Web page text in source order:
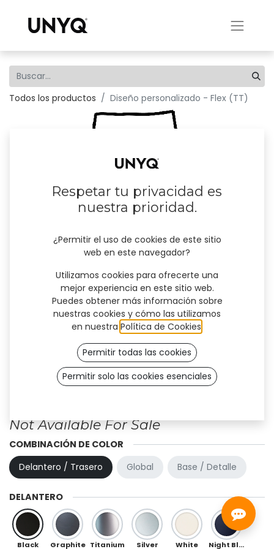
Todos los productos Diseño personalizado - Flex (TT)
Diseño personalizado - Flex
Not Available For Sale
COMBINACIÓN DE COLOR
Delantero / Trasero
Global Base / Detalle
DELANTERO
Black Graphite Titanium Silver White Night Blue
Respetar tu privacidad es
nuestra prioridad.
¿Permitir el uso de cookies de este sitio
web en este navegador?
Utilizamos cookies para ofrecerte una
mejor experiencia en este sitio web.
Puedes obtener más información sobre
nuestras cookies y cómo las utilizamos
en nuestra Política de Cookies
Permitir todas las cookies
Permitir solo las cookies esenciales